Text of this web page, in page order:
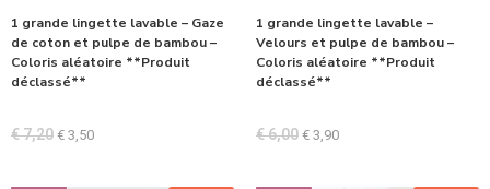
1 grande lingette lavable – Gaze
de coton et pulpe de bambou –
Coloris aléatoire **Produit
déclassé**
€7,20 € 3,50
1 grande lingette lavable –
Velours et pulpe de bambou –
Coloris aléatoire **Produit
déclassé**
€6,00 € 3,90